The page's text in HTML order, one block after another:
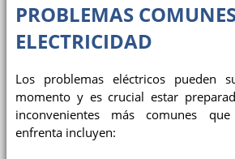
PROBLEMAS
ELECTRICIDAD
Los problemas eléctricos pueden
momento y es crucial estar
inconvenientes más comunes
enfrenta incluyen: